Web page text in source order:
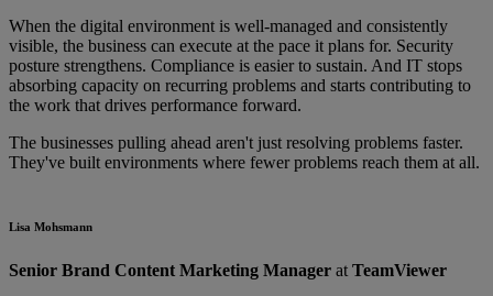
When the digital environment is well-managed and consistently
visible, the business can execute at the pace it plans for. Security
posture strengthens. Compliance is easier to sustain. And IT stops
absorbing capacity on recurring problems and starts contributing to
the work that drives performance forward.
The businesses pulling ahead aren't just resolving problems faster.
They've built environments where fewer problems reach them at all.
Lisa Mohsmann
Senior Brand Content Marketing Manager at TeamViewer